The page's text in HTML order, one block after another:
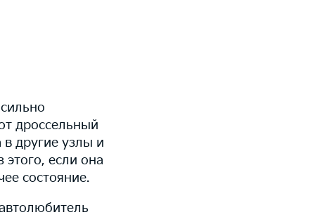
дроссельный
другие узлы и
если она
состояние.